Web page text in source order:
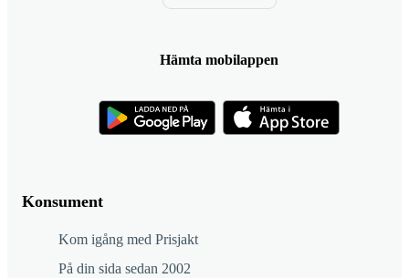
Konsument
Kom igång med Prisjakt
På din sida sedan 2002
Hämta mobilappen